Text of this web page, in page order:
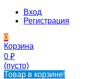
Вход
Регистрация
0
Корзина
0 ₽
(пусто)
Товар в корзине!